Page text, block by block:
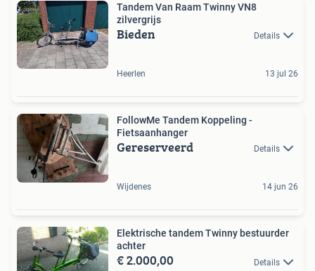
Tandem Van Raam Twinny VN8
zilvergrijs
Bieden Details
Heerlen 13 jul 26
FollowMe Tandem Koppeling -
Fietsaanhanger
Gereserveerd Details
Wijdenes 14 jun 26
Elektrische tandem Twinny bestuurder
achter
€ 2.000,00 Details